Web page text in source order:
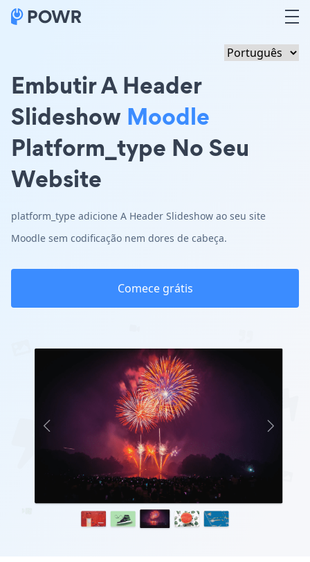
Embutir A Header
Slideshow Moodle
Platform_type No Seu
Website
platform_type adicione A Header Slideshow ao seu site
Moodle sem codificação nem dores de cabeça.
Comece grátis